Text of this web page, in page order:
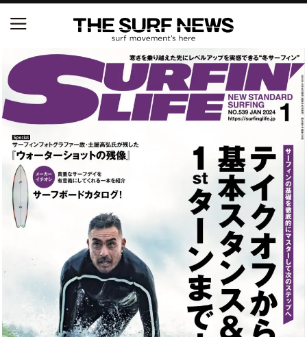
協定は全国初、サーフィンを軸に地域活性化へ
【五十嵐カノア独占インタビュー】旧友レオ、ジャ
ックとの豪華プライベートセッション
橋みなと）
ニュース
製品情報
特集
試合
ハウツー